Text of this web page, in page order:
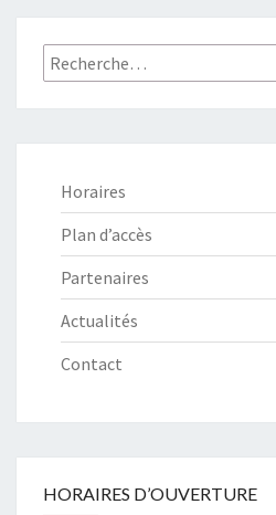
E
A
Recherche
:
Horaires
Plan d’accès
Partenaires
Actualités
Contact
HORAIRES D’OUVERTURE